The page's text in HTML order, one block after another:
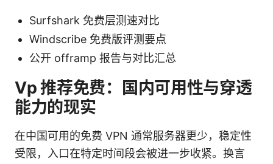
Surfshark 免费层测速对比
Windscribe 免费版评测要点
公开 offramp 报告与对比汇总
Vp 推荐免费：国内可用性与穿透
能力的现实
在中国可用的免费 VPN 通常服务器更少，稳定性
受限，入口在特定时间段会被进一步收紧。换言